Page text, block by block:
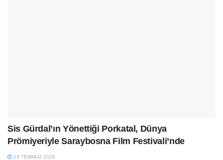
Sis Gürdal’ın Yönettiği Porkatal, Dünya
Prömiyeriyle Saraybosna Film Festivali’nde
23 TEMMUZ 2026